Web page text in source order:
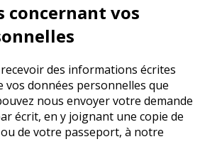
vos
des informations écrites
données personnelles que
nous envoyer votre demande
écrit, en y joignant une copie de
de votre passeport, à notre